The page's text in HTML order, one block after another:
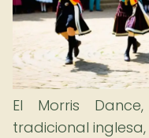
El Morris
tradicional